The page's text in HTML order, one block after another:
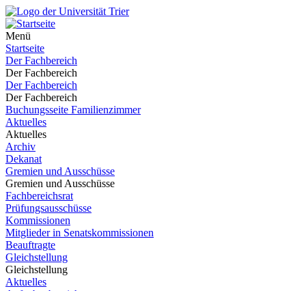
Menü
Startseite
Der Fachbereich
Der Fachbereich
Der Fachbereich
Der Fachbereich
Buchungsseite Familienzimmer
Aktuelles
Aktuelles
Archiv
Dekanat
Gremien und Ausschüsse
Gremien und Ausschüsse
Fachbereichsrat
Prüfungsausschüsse
Kommissionen
Mitglieder in Senatskommissionen
Beauftragte
Gleichstellung
Gleichstellung
Aktuelles